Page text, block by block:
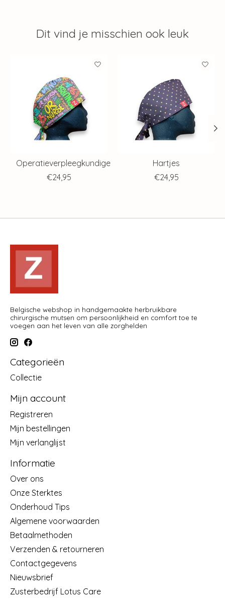
Dit vind je misschien ook leuk
Items van productcarrousel
Operatieverpleegkundige
€24,95
Hartjes
€24,95
Belgische webshop in handgemaakte herbruikbare
chirurgische mutsen om persoonlijkheid en comfort toe te
voegen aan het leven van alle zorghelden
Categorieën
Collectie
Mijn account
Registreren
Mijn bestellingen
Mijn verlanglijst
Informatie
Over ons
Onze Sterktes
Onderhoud Tips
Algemene voorwaarden
Betaalmethoden
Verzenden & retourneren
Contactgegevens
Nieuwsbrief
Zusterbedrijf Lotus Care